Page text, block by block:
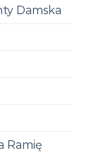
Damska
Ramię